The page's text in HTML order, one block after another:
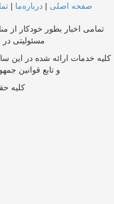
صفحه اصلی | درباره‌ما |
تمامی اخبار بطور خودکار
مسئولیتی در
کلیه خدمات ارائه شده در این
و تابع قوانین
کلیه